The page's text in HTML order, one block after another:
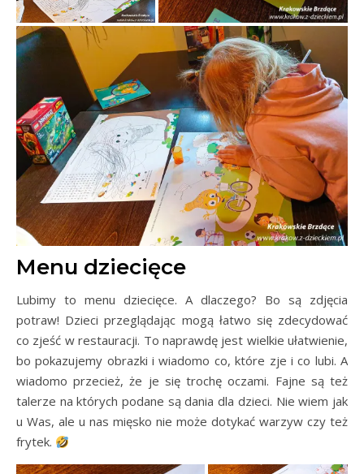
Menu dziecięce
Lubimy to menu dziecięce. A dlaczego? Bo są zdjęcia
potraw! Dzieci przeglądając mogą łatwo się zdecydować
co zjeść w restauracji. To naprawdę jest wielkie ułatwienie,
bo pokazujemy obrazki i wiadomo co, które zje i co lubi. A
wiadomo przecież, że je się trochę oczami. Fajne są też
talerze na których podane są dania dla dzieci. Nie wiem jak
u Was, ale u nas mięsko nie może dotykać warzyw czy też
frytek.